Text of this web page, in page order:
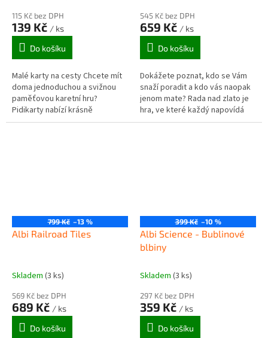
115 Kč bez DPH
139 Kč / ks
Do košíku
Malé karty na cesty Chcete mít
doma jednoduchou a svižnou
paměťovou karetní hru?
Pidikarty nabízí krásně
ilustrované karty, na kterých se
545 Kč bez DPH
659 Kč / ks
Do košíku
Dokážete poznat, kdo se Vám
snaží poradit a kdo vás naopak
jenom mate? Rada nad zlato je
hra, ve které každý napovídá
každému - ne vždy však ale
799 Kč –13 %
Albi Railroad Tiles
Skladem (3 ks)
569 Kč bez DPH
689 Kč / ks
Do košíku
399 Kč –10 %
Albi Science - Bublinové
blbiny
Skladem (3 ks)
297 Kč bez DPH
359 Kč / ks
Do košíku